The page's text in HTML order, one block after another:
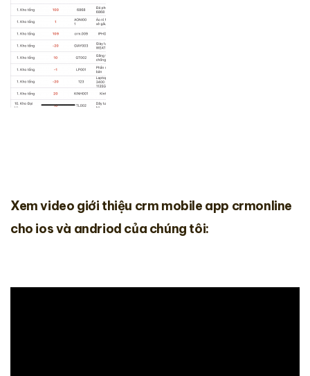
Xem video giới thiệu crm mobile app crmonline
cho iosvà andriod của chúng tôi: